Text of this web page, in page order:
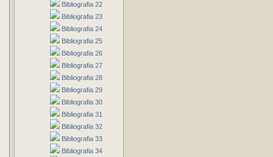
Bibliografia 22
Bibliografia 23
Bibliografia 24
Bibliografia 25
Bibliografia 26
Bibliografia 27
Bibliografia 28
Bibliografia 29
Bibliografia 30
Bibliografia 31
Bibliografia 32
Bibliografia 33
Bibliografia 34